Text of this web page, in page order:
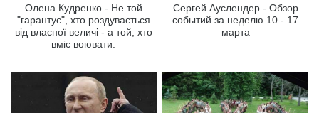
Олена Кудренко - Не той
"гарантує", хто роздувається
від власної величі - а той, хто
вміє воювати.
Сергей Ауслендер - Обзор
событий за неделю 10 - 17
марта